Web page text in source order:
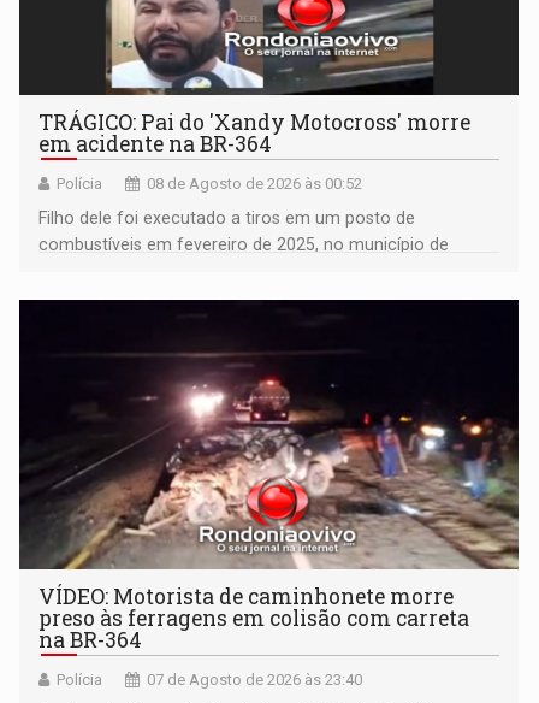
TRÁGICO: Pai do 'Xandy Motocross' morre
em acidente na BR-364
Polícia 08 de Agosto de 2026 às 00:52
Filho dele foi executado a tiros em um posto de
combustíveis em fevereiro de 2025, no município de
VÍDEO: Motorista de caminhonete morre
preso às ferragens em colisão com carreta
na BR-364
Polícia 07 de Agosto de 2026 às 23:40